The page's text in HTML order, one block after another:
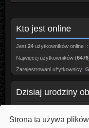
Strona ta używa
Kto jest online
Jest 24użytkowników online
Najwięcej użytkowników (6476
Zarejestrowani użytkownicy:
Dzisiaj urodziny
(47)
Ollo1(54)